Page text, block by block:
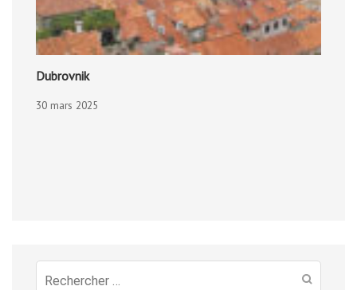
Dubrovnik
30 mars 2025
Recherche